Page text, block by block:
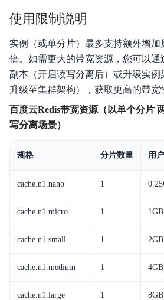
使用限制说明
实例（或单分片）最多支持额外增加
倍。如需更大的带宽资源，您可以通
副本（开启读写分离后）或升级实例
升级至集群架构），获取更高的带宽
百度云Redis带宽资源（以单个分片
写分离场景）
规格 分片数量 用
cache.n1.nano 1
cache.n1.micro 1 1GB
cache.n1.small 1 2GB
cache.n1.medium 1 4GB
cache.n1.large 1 8GB